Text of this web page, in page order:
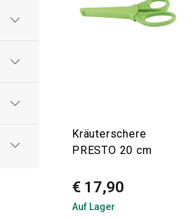
Kräuterschere
PRESTO 20 cm
€ 17,90
Auf Lager